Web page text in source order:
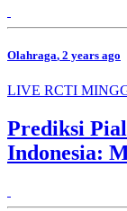
Olahraga, 2 years ago
LIVE RCTI
Prediksi
Indonesia: